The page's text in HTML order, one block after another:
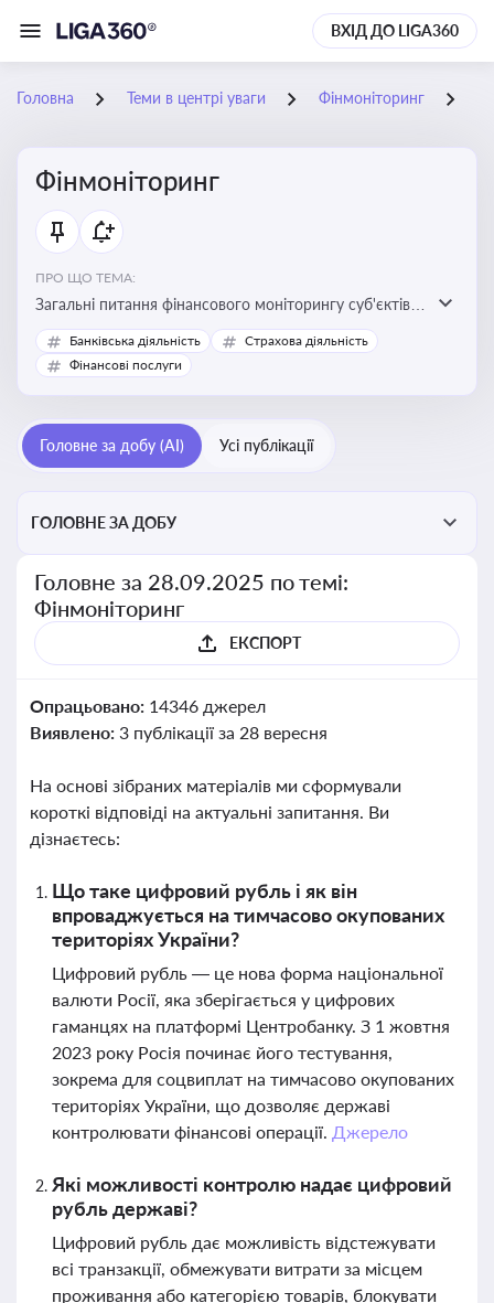
ВХІД ДО LIGA360
Головна Теми в центрі уваги Фінмоніторинг
Фінмоніторинг
ПРО ЩО ТЕМА:
Загальні питання фінансового моніторингу суб'єктів
господарювання, міжбанківський меморандум про
фінмоніторинг
Банківська діяльність
Страхова діяльність
Фінансові послуги
Головне за добу (AI) Усі публікації
ГОЛОВНЕ ЗА ДОБУ
Головне за 28.09.2025 по темі:
Фінмоніторинг
ЕКСПОРТ
Опрацьовано: 14346 джерел
Виявлено: 3 публікації за 28 вересня
На основі зібраних матеріалів ми сформували
короткі відповіді на актуальні запитання. Ви
дізнаєтесь:
Що таке цифровий рубль і як він
впроваджується на тимчасово окупованих
територіях України?
Цифровий рубль — це нова форма національної
валюти Росії, яка зберігається у цифрових
гаманцях на платформі Центробанку. З 1 жовтня
2023 року Росія починає його тестування,
зокрема для соцвиплат на тимчасово окупованих
територіях України, що дозволяє державі
контролювати фінансові операції. Джерело
Які можливості контролю надає цифровий
рубль державі?
Цифровий рубль дає можливість відстежувати
всі транзакції, обмежувати витрати за місцем
проживання або категорією товарів, блокувати